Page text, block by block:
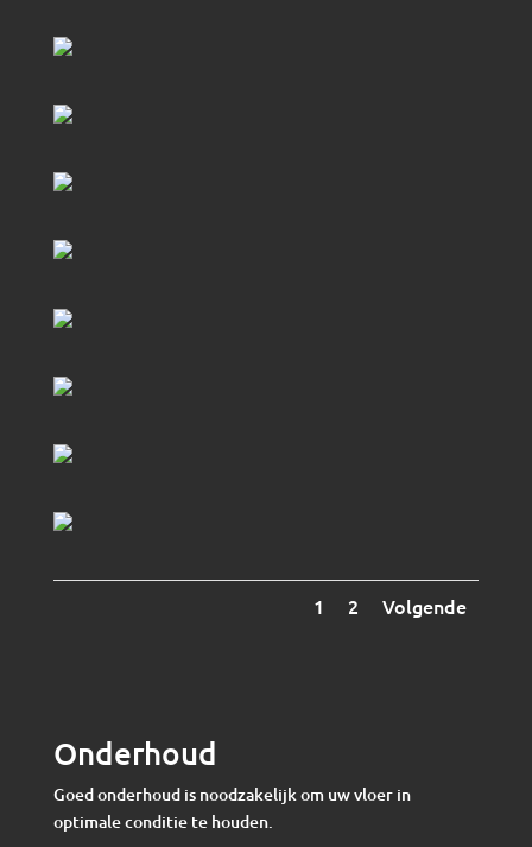
1 2 Volgende
Onderhoud
Goed onderhoud is noodzakelijk om uw vloer in
optimale conditie te houden.